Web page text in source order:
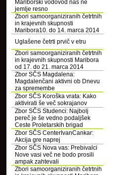
Mariborski vodovod nas ne
jemlje resno
Zbori samoorganiziranih četrtnih
in krajevnih skupnosti
Maribora10. do 14. marca 2014
Uglašene četrti prvič v etru
Zbori samoorganiziranih četrtnih
in krajevnih skupnosti Maribora
od 17. do 21. marca 2014
Zbor SČS Magdalena:
Magdalenčani aktivni ob Dnevu
za spremembe
Zbor SČS Koroška vrata: Kako
aktivirati še več sokrajanov
Zbor SČS Studenci: Najbolj
pereč je še vedno podaljšek
Ceste Proletarskih brigad
Zbor SČS CenterIvanCankar:
Akcija gre naprej
Zbor SČS Nova vas: Prebivalci
Nove vasi več ne bodo prosili
ampak zahtevali
Zbori samoorganiziranih četrtnih